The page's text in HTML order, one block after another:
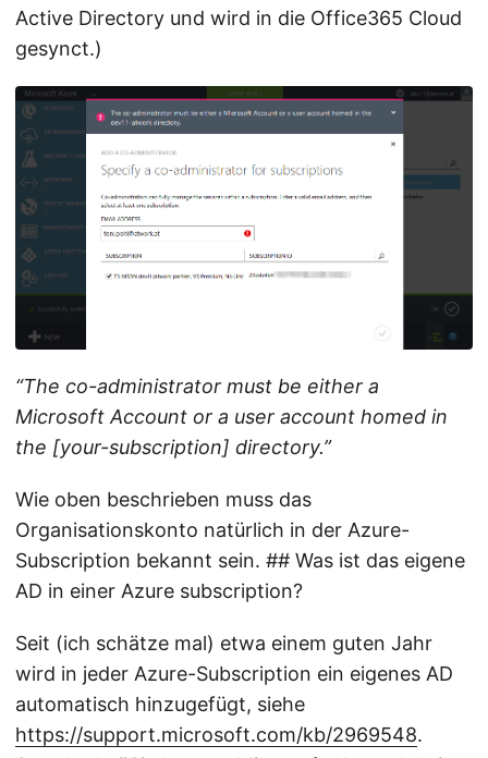
Active Directory und wird in die Office365 Cloud
gesynct.)
“The co-administrator must be either a
Microsoft Account or a user account homed in
the [your-subscription] directory.”
Wie oben beschrieben muss das
Organisationskonto natürlich in der Azure-
Subscription bekannt sein. ## Was ist das eigene
AD in einer Azure subscription?
Seit (ich schätze mal) etwa einem guten Jahr
wird in jeder Azure-Subscription ein eigenes AD
automatisch hinzugefügt, siehe
https://support.microsoft.com/kb/2969548.